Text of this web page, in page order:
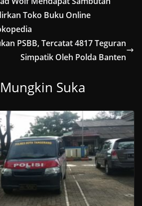
Toko Buku Online
PSBB, Tercatat 4817 Teguran
Simpatik Oleh Polda Banten
Suka